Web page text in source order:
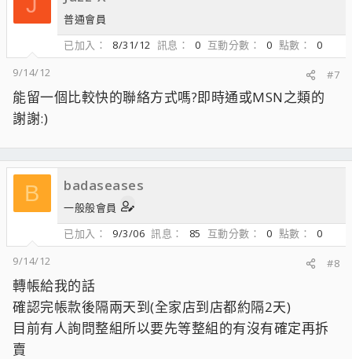
普通會員
已加入
8/31/12 訊息 0 互動分數 0 點數
0
9/14/12
#7
能留一個比較快的聯絡方式嗎?即時通或MSN之類的
謝謝:)
B badaseases
一般般會員
已加入
9/3/06 訊息 85 互動分數 0 點數
0
9/14/12
#8
轉帳給我的話
確認完帳款後隔兩天到(全家店到店都約隔2天)
目前有人詢問整組所以要先等整組的有沒有確定再拆
賣